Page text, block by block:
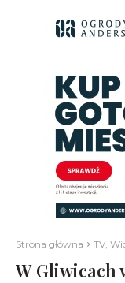
Strona główna TV,
W Gliwicach